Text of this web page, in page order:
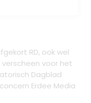
RD, ook wel
voor het
Dagblad
Erdee Media